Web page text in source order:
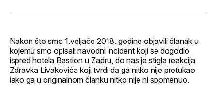
Nakon što smo 1.veljače 2018. godine objavili članak u
kojemu smo opisali navodni incident koji se dogodio
ispred hotela Bastion u Zadru, do nas je stigla reakcija
Zdravka Livakovića koji tvrdi da ga nitko nije pretukao
iako ga u originalnom članku nitko nije ni spomenuo.